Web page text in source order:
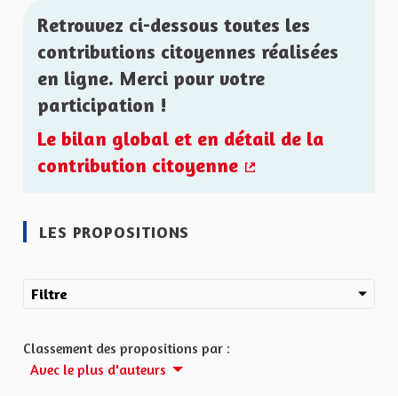
Retrouvez ci-dessous toutes les
contributions citoyennes réalisées
en ligne. Merci pour votre
participation !
Le bilan global et en détail de la
contribution citoyenne
LES PROPOSITIONS
Filtre
Classement des propositions par :
Avec le plus d'auteurs